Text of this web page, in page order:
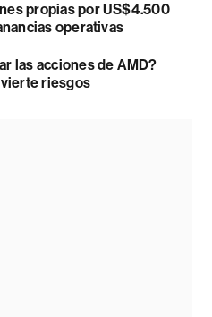
propias por US$4.500
operativas
las acciones de AMD?
riesgos